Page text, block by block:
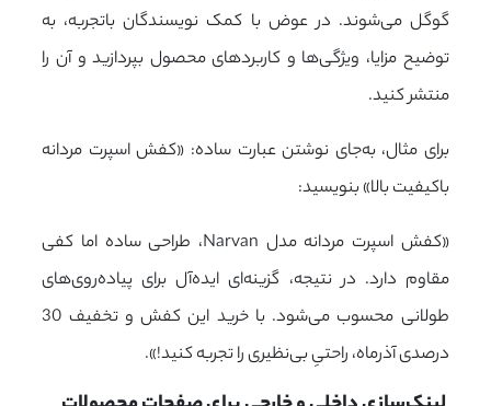
گوگل می‌شوند. در عوض با کمک نویسندگان باتجربه، به
توضیح مزایا، ویژگی‌ها و کاربردهای محصول بپردازید و آن را
منتشر کنید.
برای مثال، به‌جای نوشتن عبارت ساده: «کفش اسپرت مردانه
باکیفیت بالا» بنویسید:
«کفش اسپرت مردانه مدل Narvan، طراحی ساده اما کفی
مقاوم دارد. در نتیجه، گزینه‌ای ایده‌آل برای پیاده‌روی‌های
طولانی محسوب می‌شود. با خرید این کفش و تخفیف 30
درصدی آذرماه، راحتیِ بی‌نظیری را تجربه کنید!».